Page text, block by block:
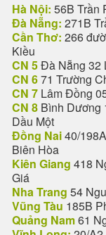
Hà Nội: 56B Trần
Đà Nẵng: 271B
Cần Thơ: 266
Kiều
CN 5Đà Nẵng 32
CN 671 Trường
CN 7 Lâm Đồng
CN 8 Bình Dương
Dầu Một
Đồng Nai40/
Biên Hòa
Kiên Giang 418
Giá
Nha Trang 54
Vũng Tàu 185B
Quảng Nam61